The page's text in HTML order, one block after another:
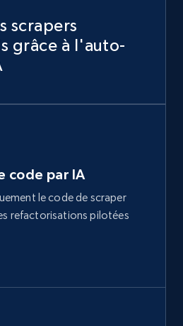
scrapers
grâce à l'auto-
code par IA
le code de scraper
refactorisations pilotées